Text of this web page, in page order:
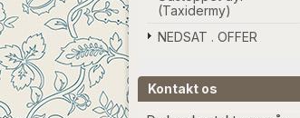
(Taxidermy)
NEDSAT . OFFER
Kontakt os